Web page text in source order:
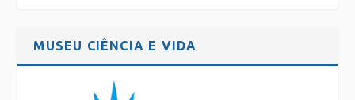
MUSEU CIÊNCIA E VIDA